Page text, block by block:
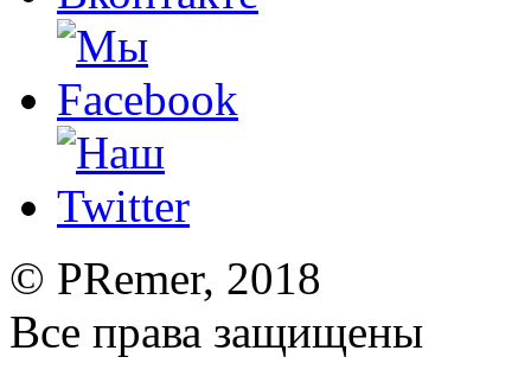
© PRemer, 2018
Все права защищены